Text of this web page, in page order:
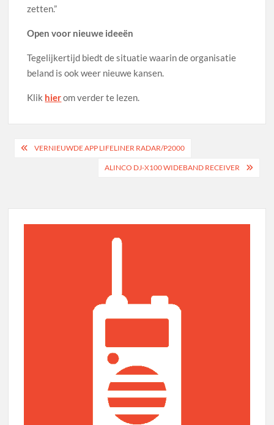
zetten.”
Open voor nieuwe ideeën
Tegelijkertijd biedt de situatie waarin de organisatie
beland is ook weer nieuwe kansen.
Klik hierom verder te lezen.
Bericht
VERNIEUWDE APP LIFELINER RADAR/P2000
ALINCO DJ-X100 WIDEBAND RECEIVER